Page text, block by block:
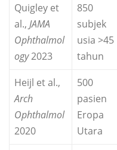
Quigley et
al., JAMA
Ophthalmol
ogy2023
850
subjek
usia >45
tahun
Heijl et al.,
Arch
Ophthalmol
2020
500
pasien
Eropa
Utara